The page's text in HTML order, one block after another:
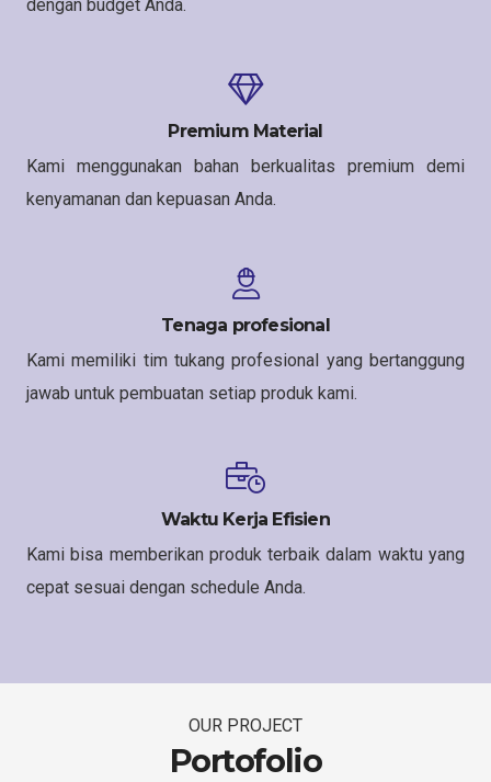
dengan budget Anda.
Premium Material
Kami menggunakan bahan berkualitas premium demi
kenyamanan dan kepuasan Anda.
Tenaga profesional
Kami memiliki tim tukang profesional yang bertanggung
jawab untuk pembuatan setiap produk kami.
Waktu Kerja Efisien
Kami bisa memberikan produk terbaik dalam waktu yang
cepat sesuai dengan schedule Anda.
OUR PROJECT
Portofolio